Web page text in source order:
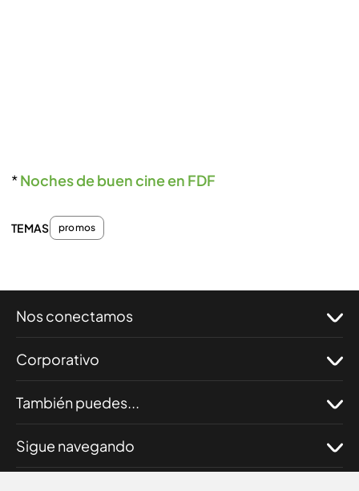
*Noches de buen cine en FDF
TEMAS promos
Nos conectamos
Corporativo
También puedes...
Sigue navegando